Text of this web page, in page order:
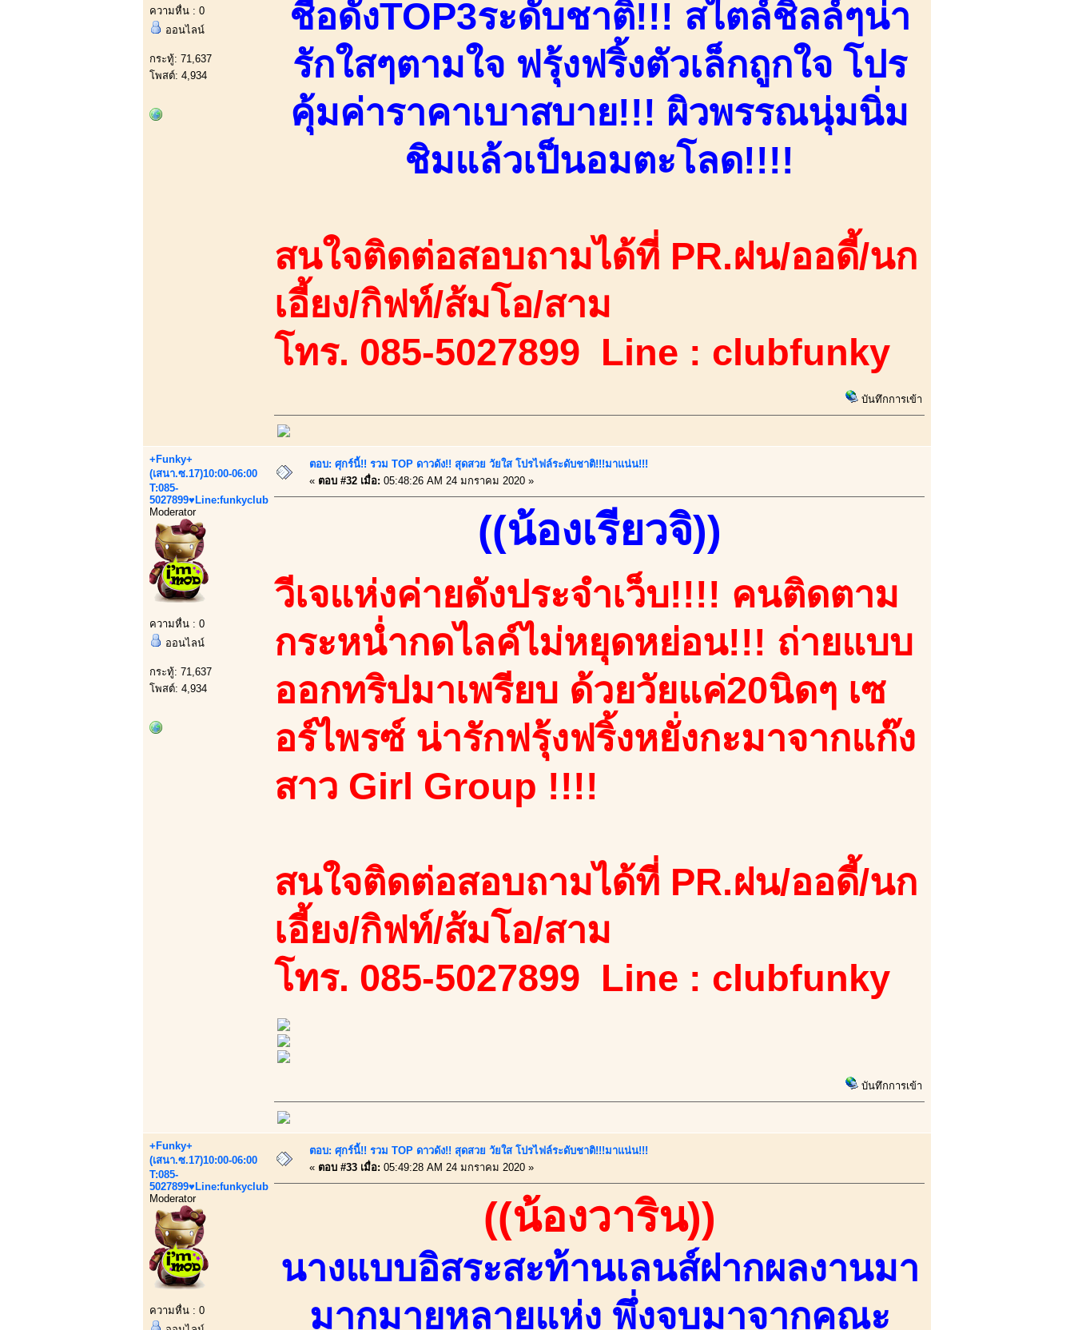
ความหื่น : 0
ออนไลน์
กระทู้: 71,637
โพสต์: 4,934
ชื่อดังTOP3ระดับชาติ!!! สไตล์ชิลล์ๆน่า
รักใสๆตามใจ ฟรุ้งฟริ้งตัวเล็กถูกใจ โปร
คุ้มค่าราคาเบาสบาย!!! ผิวพรรณนุ่มนิ่ม
ชิมแล้วเป็นอมตะโลด!!!!
สนใจติดต่อสอบถามได้ที่ PR.ฝน/ออดี้/นก
เอี้ยง/กิฟท์/ส้มโอ/สาม
โทร. 085-5027899 Line : clubfunky
บันทึกการเข้า
+Funky+
(เสนา.ซ.17)10:00-06:00
T:085-
5027899♥Line:funkyclub
Moderator
ความหื่น : 0
ออนไลน์
กระทู้: 71,637
โพสต์: 4,934
ตอบ: ศุกร์นี้!! รวม TOP ดาวดัง!! สุดสวย วัยใส โปรไฟล์ระดับชาติ!!!มาแน่น!!!
« ตอบ #32 เมื่อ: 05:48:26 AM 24 มกราคม 2020 »
((น้องเรียวจิ))
วีเจแห่งค่ายดังประจำเว็บ!!!! คนติดตาม
กระหน่ำกดไลค์ไม่หยุดหย่อน!!! ถ่ายแบบ
ออกทริปมาเพรียบ ด้วยวัยแค่20นิดๆ เซ
อร์ไพรซ์ น่ารักฟรุ้งฟริ้งหยั่งกะมาจากแก๊ง
สาว Girl Group !!!!
สนใจติดต่อสอบถามได้ที่ PR.ฝน/ออดี้/นก
เอี้ยง/กิฟท์/ส้มโอ/สาม
โทร. 085-5027899 Line : clubfunky
บันทึกการเข้า
+Funky+
(เสนา.ซ.17)10:00-06:00
T:085-
5027899♥Line:funkyclub
Moderator
ความหื่น : 0
ตอบ: ศุกร์นี้!! รวม TOP ดาวดัง!! สุดสวย วัยใส โปรไฟล์ระดับชาติ!!!มาแน่น!!!
« ตอบ #33 เมื่อ: 05:49:28 AM 24 มกราคม 2020 »
((น้องวาริน))
นางแบบอิสระสะท้านเลนส์ฝากผลงานมา
มากมายหลายแห่ง พึ่งจบมาจากคณะ